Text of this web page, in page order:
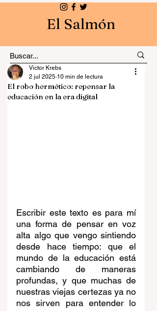
El Salmón
El robo hermético: repensar la
educación en la era digital
Victor Krebs
2 jul 2025 10 min de lectura
Escribir este texto es para mí
una forma de pensar en voz
alta algo que vengo sintiendo
desde hace tiempo: que el
mundo de la educación está
cambiando de maneras
profundas, y que muchas de
nuestras viejas certezas ya no
nos sirven para entender lo